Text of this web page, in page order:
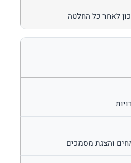
לאחר כל החלטה
והצגת מסמכים